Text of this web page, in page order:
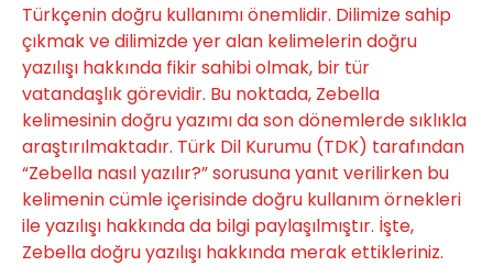
Türkçenin doğru kullanımı önemlidir. Dilimize sahip
çıkmak ve dilimizde yer alan kelimelerin doğru
yazılışı hakkında fikir sahibi olmak, bir tür
vatandaşlık görevidir. Bu noktada, Zebella
kelimesinin doğru yazımı da son dönemlerde sıklıkla
araştırılmaktadır. Türk Dil Kurumu (TDK) tarafından
“Zebella nasıl yazılır?” sorusuna yanıt verilirken bu
kelimenin cümle içerisinde doğru kullanım örnekleri
ile yazılışı hakkında da bilgi paylaşılmıştır. İşte,
Zebella doğru yazılışı hakkında merak ettikleriniz.